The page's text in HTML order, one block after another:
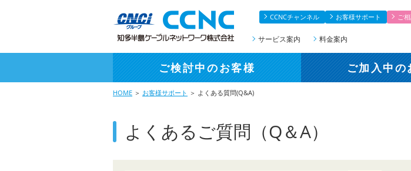
CCNCチャンネル お客様サポート ご
サービス案内 料金案内
ご検討中のお客様 ご加入中の
HOME ＞ お客様サポート ＞ よくある質問(Q&A)
よくあるご質問（Q＆A）